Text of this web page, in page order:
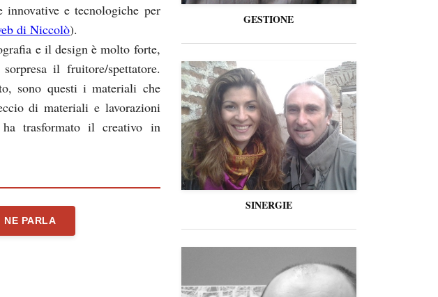
e tecnologiche per
di Niccolò).
e il design è molto forte,
il fruitore/spettatore.
sono questi i materiali che
di materiali e lavorazioni
trasformato il creativo in
PARLA
GESTIONE
SINERGIE